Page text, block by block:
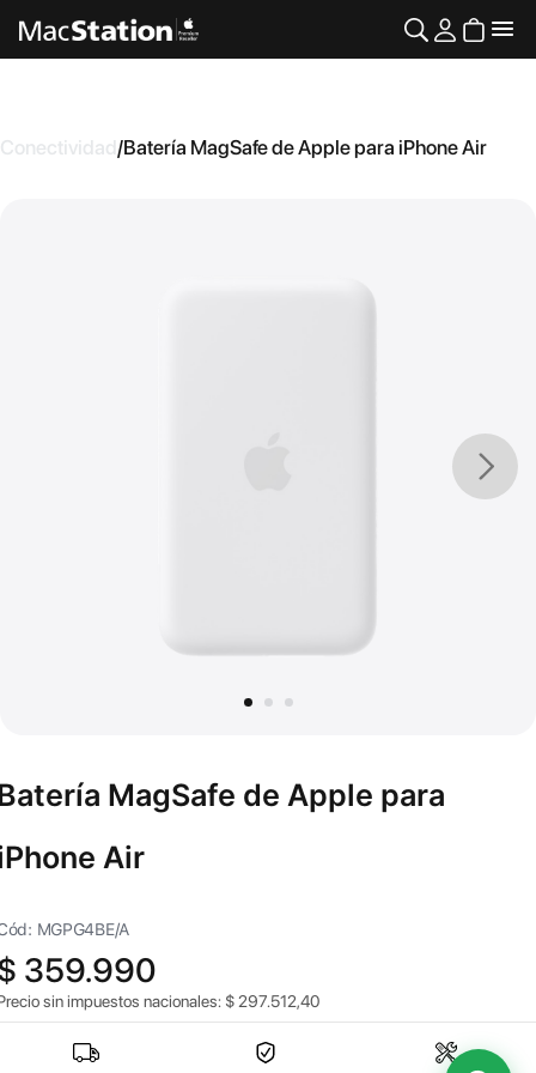
Conectividad/Batería MagSafe de Apple para iPhone Air
MagSafe de Apple para
Air
MGPG4BE/A
359.990
sin impuestos nacionales: $297.512,40